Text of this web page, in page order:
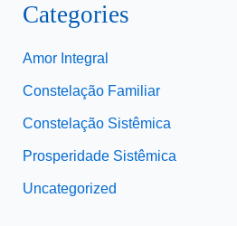
Categories
Amor Integral
Constelação Familiar
Constelação Sistêmica
Prosperidade Sistêmica
Uncategorized